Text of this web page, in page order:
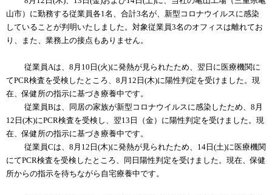
山市）に勤務する従業員各1名、合計3名が、新型コロナウイルスに感染
していることが判明いたしました。対象従業員3名のオフィスは離れてお
り、また、業務上の接点もありません。
従業員Aは、8月10日(火)に発熱が見られたため、翌日に医療機関に
てPCR検査を受検したところ、8月12日(木)に陽性判定を受けました。現
在、保健所の指示に基づき療養中です。
従業員Bは、同居の家族が新型コロナウイルスに感染したため、8月
12日(木)にPCR検査を受検し、翌13日（金）に陽性判定を受けました。現
在、保健所の指示に基づき療養中です。
従業員Cは、8月12日(木)に発熱が見られたため、14日(土)に医療機関
にてPCR検査を受検したところ、同日陽性判定を受けました。現在、保健
所からの指示を待ちながら自宅療養中です。